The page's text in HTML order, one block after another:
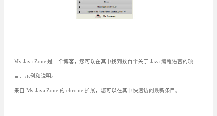
My Java Zone 是一个博客，您可以在其中找到数百个关于 Java 编程语言的项
目、示例和说明。
来自 My Java Zone 的 chrome 扩展，您可以在其中快速访问最新条目。